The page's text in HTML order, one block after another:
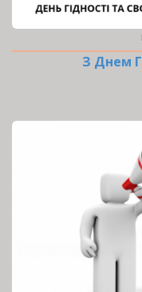
З Днем